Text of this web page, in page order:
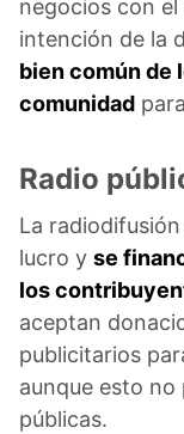
negocios con
intención de la
bien común de
comunidad
Radio
La
lucro y se
los
aceptan
publicitarios
aunque esto
públicas.